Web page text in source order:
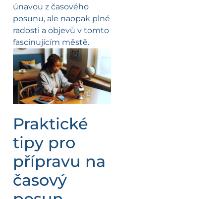
únavou z časového
posunu, ale naopak plné
radosti a objevů v tomto
fascinujícím městě.
Praktické
tipy pro
přípravu na
časový